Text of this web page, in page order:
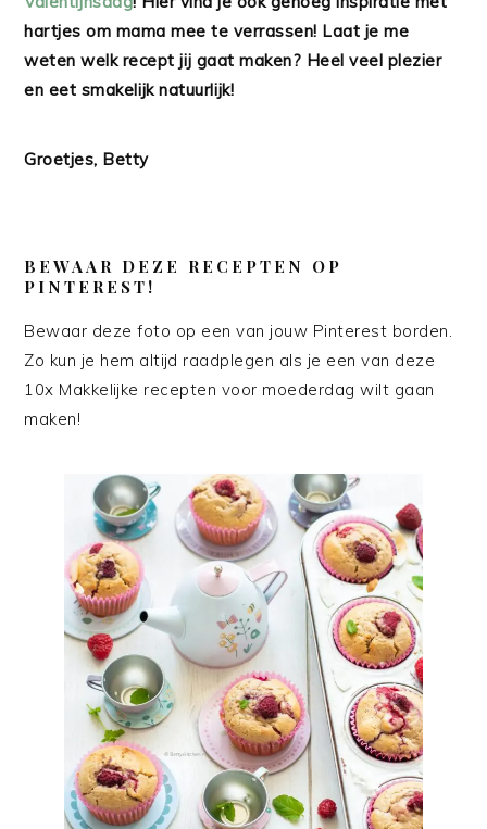
hartjes om mama mee te verrassen! Laat je me
weten welk recept jij gaat maken? Heel veel plezier
en eet smakelijk natuurlijk!
Groetjes, Betty
BEWAAR DEZE RECEPTEN OP
PINTEREST!
Bewaar deze foto op een van jouw Pinterest borden.
Zo kun je hem altijd raadplegen als je een van deze
10x Makkelijke recepten voor moederdag wilt gaan
maken!